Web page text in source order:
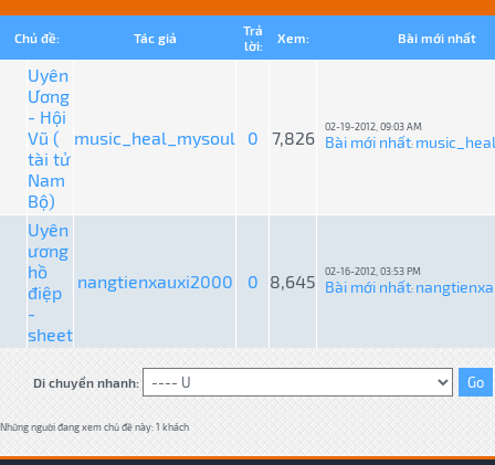
Chủ đề: Tác giả
Trả
lời:
Xem: Bài mới nhất
Uyên
Ương
- Hội
Vũ (
tài tử
Nam
Bộ)
music_heal_mysoul 0 7,826
02-19-2012, 09:03 AM
Bài mới nhất:
Uyên
ương
hồ
điệp
-
sheet
nangtienxauxi2000 0 8,645 02-16-2012, 03:53 PM
Bài mới nhất:
Di chuyển nhanh:
Những người đang xem chủ đề này: 1 khách